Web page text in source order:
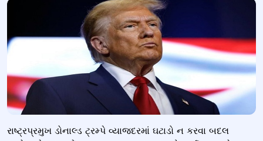
રાષ્ટ્રપ્રમુખ ડોનાલ્ડ ટ્રમ્પે વ્યાજદરમાં ઘટાડો ન કરવા બદલ